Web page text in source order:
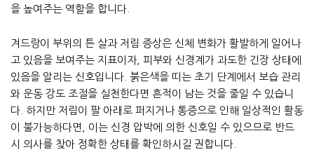
을 높여주는 역할을 합니다.
겨드랑이 부위의 튼 살과 저림 증상은 신체 변화가 활발하게 일어나
고 있음을 보여주는 지표이자, 피부와 신경계가 과도한 긴장 상태에
있음을 알리는 신호입니다. 붉은색을 띠는 초기 단계에서 보습 관리
와 운동 강도 조절을 실천한다면 흔적이 남는 것을 줄일 수 있습니
다. 하지만 저림이 팔 아래로 퍼지거나 통증으로 인해 일상적인 활동
이 불가능하다면, 이는 신경 압박에 의한 신호일 수 있으므로 반드
시 의사를 찾아 정확한 상태를 확인하시길 권합니다.